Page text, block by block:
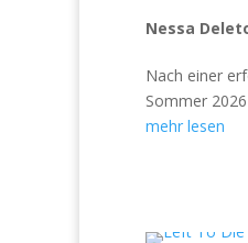
Nessa
Nach einer
Sommer
mehr lesen